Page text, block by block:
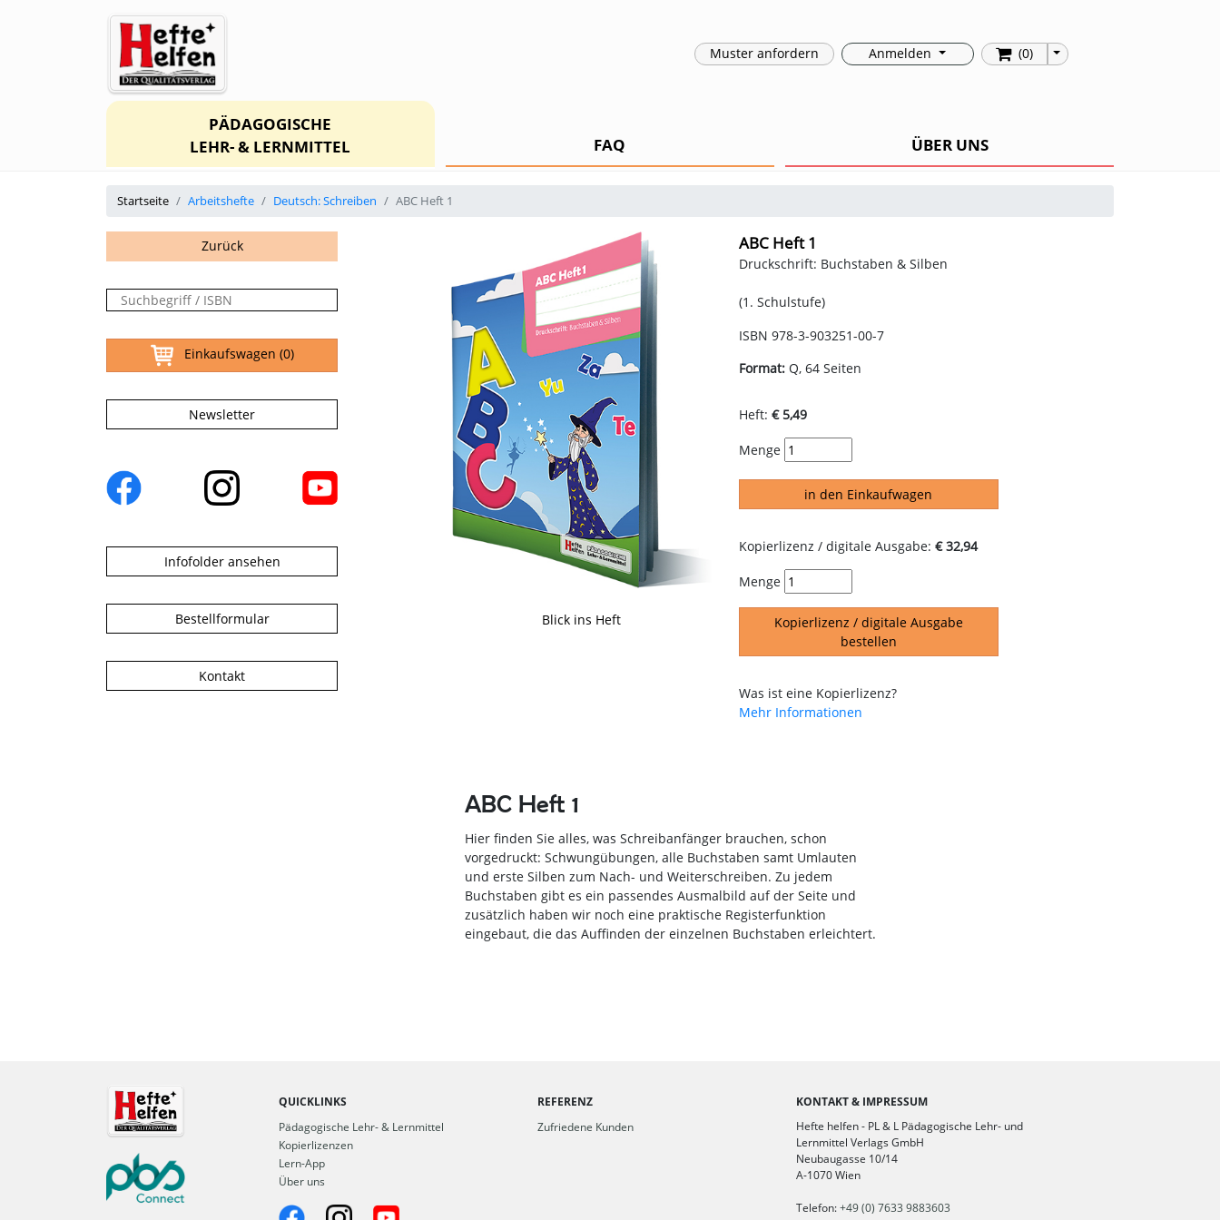
Muster anfordern Anmelden (0) Toggle Dropdown
PÄDAGOGISCHE
LEHR- & LERNMITTEL
FAQ ÜBER UNS
Startseite Arbeitshefte Deutsch: Schreiben ABC Heft 1
Zurück
Einkaufswagen (0)
Newsletter
Infofolder ansehen
Bestellformular
Kontakt
Blick ins Heft
ABC Heft 1
Druckschrift: Buchstaben & Silben
(1. Schulstufe)
ISBN 978-3-903251-00-7
Format:Q, 64 Seiten
Heft: € 5,49
Menge
in den Einkaufwagen
Kopierlizenz / digitale Ausgabe: € 32,94
Menge
Kopierlizenz / digitale Ausgabe
bestellen
Was ist eine Kopierlizenz?
Mehr Informationen
ABC Heft 1
Hier finden Sie alles, was Schreibanfänger brauchen, schon
vorgedruckt: Schwungübungen, alle Buchstaben samt Umlauten
und erste Silben zum Nach- und Weiterschreiben. Zu jedem
Buchstaben gibt es ein passendes Ausmalbild auf der Seite und
zusätzlich haben wir noch eine praktische Registerfunktion
eingebaut, die das Auffinden der einzelnen Buchstaben erleichtert.
QUICKLINKS
Pädagogische Lehr- & Lernmittel
Kopierlizenzen
Lern-App
Über uns
REFERENZ
Zufriedene Kunden
KONTAKT & IMPRESSUM
Hefte helfen - PL & L Pädagogische Lehr- und
Lernmittel Verlags GmbH
Neubaugasse 10/14
A-1070 Wien
Telefon:+49 (0) 7633 9883603